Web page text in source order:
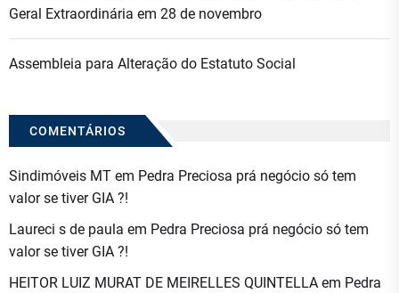
Geral Extraordinária em 28 de novembro
Assembleia para Alteração do Estatuto Social
COMENTÁRIOS
Sindimóveis MT em Pedra Preciosa prá negócio só tem
valor se tiver GIA ?!
Laureci s de paula em Pedra Preciosa prá negócio só tem
valor se tiver GIA ?!
HEITOR LUIZ MURAT DE MEIRELLES QUINTELLA em Pedra